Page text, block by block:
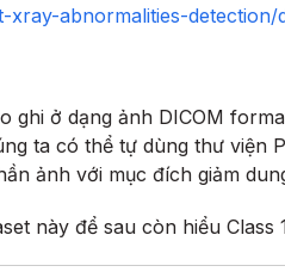
xray-abnormalities-detection/
ghi ở dạng ảnh DICOM
ta có thể tự dùng thư viện
ảnh với mục đích giảm
này để sau còn hiểu Class